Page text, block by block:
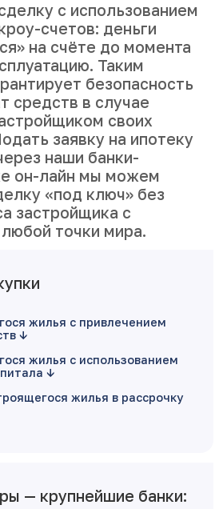
с использованием
счетов: деньги
на счёте до момента
Таким
безопасность
средств в случае
своих
заявку на ипотеку
наши банки-
он-лайн мы можем
«под ключ» без
застройщика с
точки мира.
жилья с привлечением
жилья с использованием
жилья в рассрочку
— крупнейшие банки: